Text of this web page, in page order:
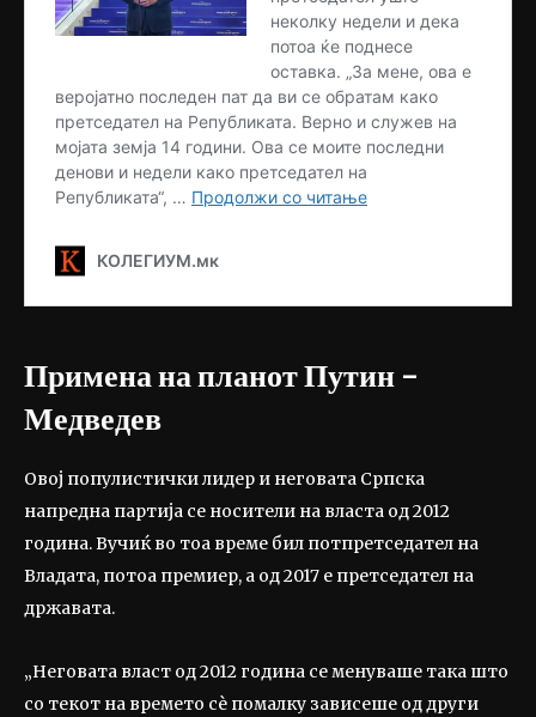
Примена на планот Путин –
Медведев
Овој популистички лидер и неговата Српска
напредна партија се носители на власта од 2012
година. Вучиќ во тоа време бил потпретседател на
Владата, потоа премиер, а од 2017 е претседател на
државата.
„Неговата власт од 2012 година се менуваше така што
со текот на времето сè помалку зависеше од други